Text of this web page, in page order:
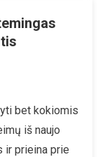
bet kokiomis
iš naujo
ir prieina prie